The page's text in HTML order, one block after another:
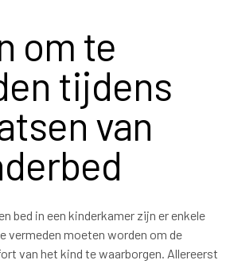
om te
tijdens
van
bed in een kinderkamer zijn er enkele
vermeden moeten worden om de
van het kind te waarborgen. Allereerst